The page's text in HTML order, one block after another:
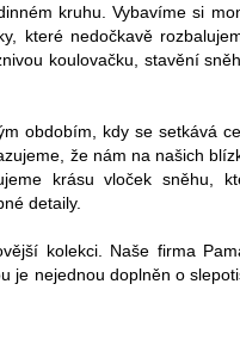
kruhu. Vybavíme si
které nedočkavě
koulovačku, stavění
obdobím, kdy se setkává
že nám na našich
krásu vloček sněhu,
detaily.
kolekci. Naše firma
je nejednou doplněn o